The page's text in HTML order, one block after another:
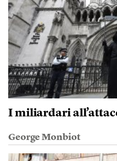
I miliardari
George Monbiot